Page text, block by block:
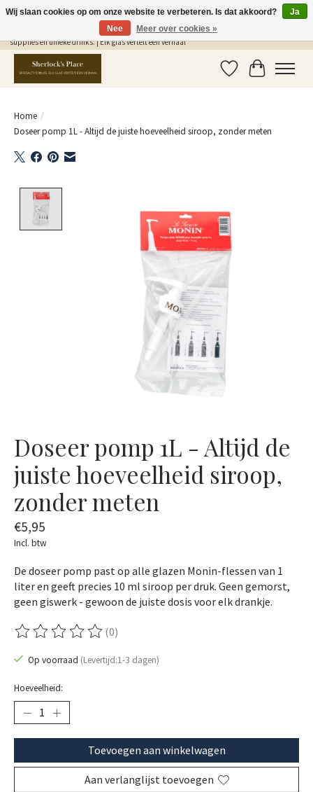
Gratis Verzending in NL vanaf €75,- | Sherlocks Place: dé plek voor MONIN siropen, bar
supplies en unieke drinks. | Elk glas vertelt een verhaal
Verlanglijst
Home /
Doseer pomp 1L - Altijd de juiste hoeveelheid siroop, zonder meten
Doseer pomp 1L - Altijd de
juiste hoeveelheid siroop,
zonder meten
€5,95
Incl. btw
De doseer pomp past op alle glazen Monin-flessen van 1
liter en geeft precies 10 ml siroop per druk. Geen gemorst,
geen giswerk - gewoon de juiste dosis voor elk drankje.
De beoordeling van dit product is
(0)
Op voorraad (Levertijd:1-3 dagen)
Hoeveelheid:
Toevoegen aan winkelwagen
Aan verlanglijst toevoegen
Wij slaan cookies op om onze website te verbeteren. Is dat akkoord?
Ja
Nee
Meer over cookies »